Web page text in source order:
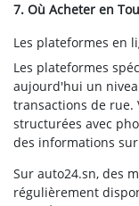
7. Où Acheter en
Les plateformes en
Les plateformes
aujourd'hui un
transactions de rue.
structurées avec
des informations
Sur auto24.sn, des
régulièrement